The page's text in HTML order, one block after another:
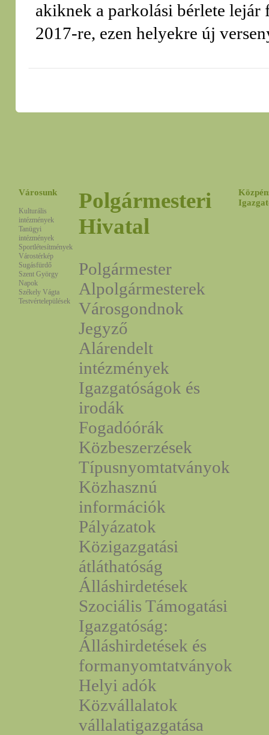
akiknek a parkolási bérlete
2017-re, ezen helyekre új
Városunk
Kulturális
intézmények
Tanügyi
intézmények
Sportlétesítmények
Várostérkép
Sugásfürdő
Szent György
Napok
Székely Vágta
Testvértelepülések
Polgármesteri
Hivatal
Polgármester
Alpolgármesterek
Városgondnok
Jegyző
Alárendelt
intézmények
Igazgatóságok és
irodák
Fogadóórák
Közbeszerzések
Típusnyomtatványok
Közhasznú
információk
Pályázatok
Közigazgatási
átláthatóság
Álláshirdetések
Szociális Támogatási
Igazgatóság:
Álláshirdetések és
formanyomtatványok
Helyi adók
Közvállalatok
vállalatigazgatása